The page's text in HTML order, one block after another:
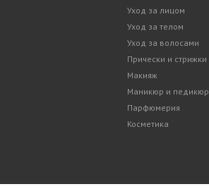
Уход за лицом
Уход за телом
Уход за волосами
Прически и стрижки
Макияж
Маникюр и педикюр
Парфюмерия
Косметика